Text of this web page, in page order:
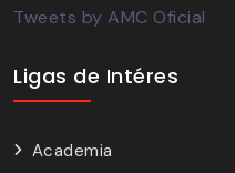
Tweets by AMC Oficial
Ligas de Intéres
Academia